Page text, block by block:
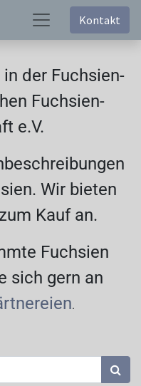
Kontakt
der Fuchsien-
Fuchsien-
e.V.
Wir bieten
Kauf an.
Fuchsien
sich gern an
.